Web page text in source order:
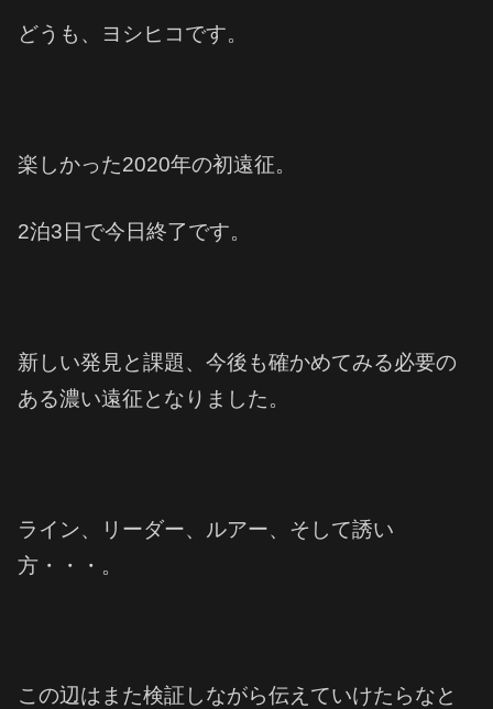
どうも、ヨシヒコです。
楽しかった2020年の初遠征。
2泊3日で今日終了です。
新しい発見と課題、今後も確かめてみる必要の
ある濃い遠征となりました。
ライン、リーダー、ルアー、そして誘い
方・・・。
この辺はまた検証しながら伝えていけたらなと